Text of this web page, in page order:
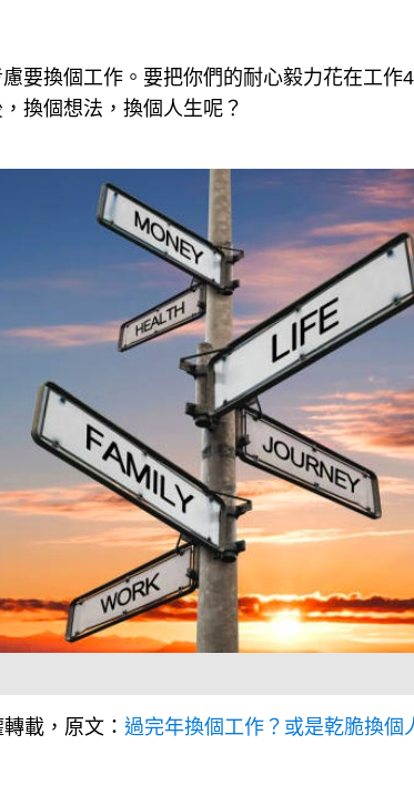
要換個工作。要把你們的耐心毅力花在工作
換個想法，換個人生呢？
載，原文： 過完年換個工作？或是乾脆換個